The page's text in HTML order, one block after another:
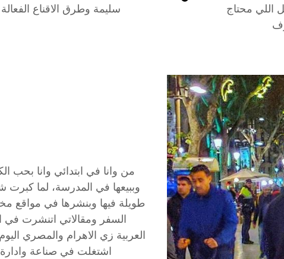
سليمة وطرق الاقناع
اللي محتاج
من وانا في ابتدائي وانا بحب
وببيعها في المدرسة، لما كبرت
طويلة فيها وبنشرها في مواقع
السفر ومقالاتي اتنشرت
العربية زي الاهرام والمصري
اشتغلت في صناعة